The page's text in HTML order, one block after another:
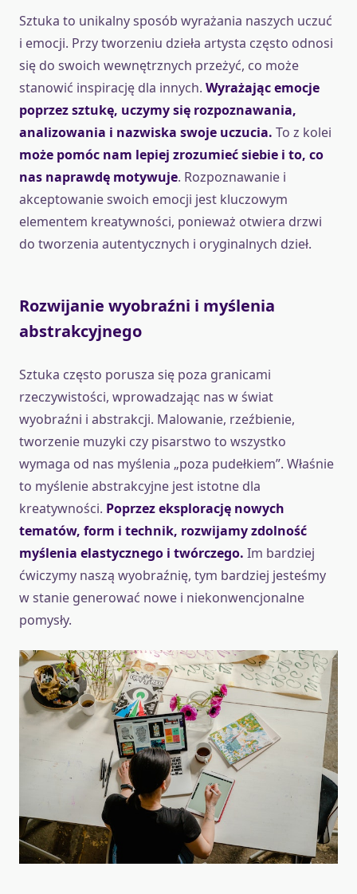
Sztuka to unikalny sposób wyrażania naszych uczuć
i emocji. Przy tworzeniu dzieła artysta często odnosi
się do swoich wewnętrznych przeżyć, co może
stanowić inspirację dla innych. Wyrażając emocje
poprzez sztukę, uczymy się rozpoznawania,
analizowania i nazwiska swoje uczucia. To z kolei
może pomóc nam lepiej zrozumieć siebie i to, co
nas naprawdę motywuje. Rozpoznawanie i
akceptowanie swoich emocji jest kluczowym
elementem kreatywności, ponieważ otwiera drzwi
do tworzenia autentycznych i oryginalnych dzieł.
Rozwijanie wyobraźni i myślenia
abstrakcyjnego
Sztuka często porusza się poza granicami
rzeczywistości, wprowadzając nas w świat
wyobraźni i abstrakcji. Malowanie, rzeźbienie,
tworzenie muzyki czy pisarstwo to wszystko
wymaga od nas myślenia „poza pudełkiem”. Właśnie
to myślenie abstrakcyjne jest istotne dla
kreatywności. Poprzez eksplorację nowych
tematów, form i technik, rozwijamy zdolność
myślenia elastycznego i twórczego. Im bardziej
ćwiczymy naszą wyobraźnię, tym bardziej jesteśmy
w stanie generować nowe i niekonwencjonalne
pomysły.